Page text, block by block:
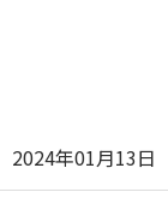
2024年01月13日